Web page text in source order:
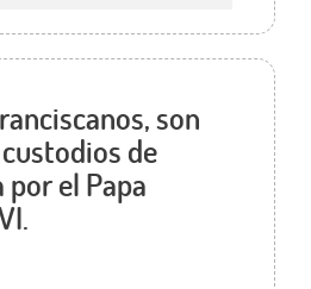
son
de
el Papa